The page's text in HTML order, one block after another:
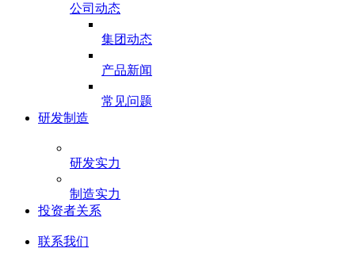
公司动态
集团动态
产品新闻
常见问题
研发制造
研发实力
制造实力
投资者关系
联系我们